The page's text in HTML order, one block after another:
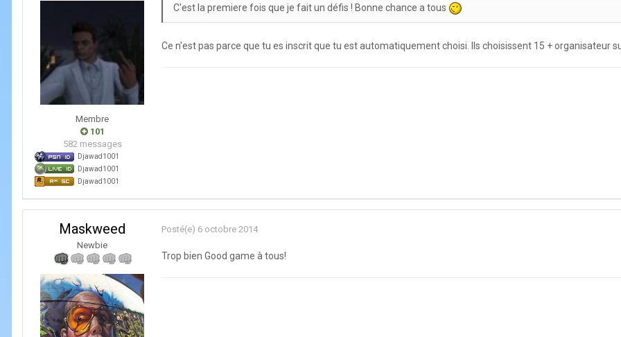
Membre
101
582 messages
Djawad1001
Djawad1001
Djawad1001
C'est la premiere fois que je fait un défis ! Bonne chance a tous
Ce n'est pas parce que tu es inscrit que tu est automatiquement choisi. Ils choisissent 15 + organisateur
Maskweed
Newbie
Posté(e) 6 octobre 2014
Trop bien Good game à tous!